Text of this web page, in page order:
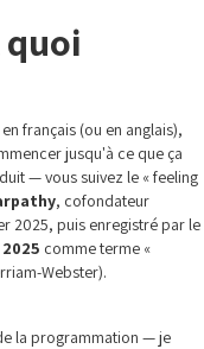
quoi
français (ou en anglais),
jusqu'à ce que ça
— vous suivez le « feeling
, cofondateur
2025, puis enregistré par le
comme terme «
Webster).
la programmation — je